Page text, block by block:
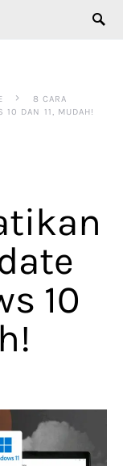
8 CARA
10 DAN 11, MUDAH!
10